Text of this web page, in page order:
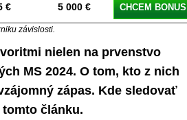
€ 5 000 € CHCEM BONUS
závislosti.
nielen na prvenstvo
MS 2024. O tom, kto z nich
zápas. Kde sledovať
článku.